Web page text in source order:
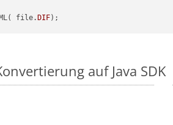
file. DIF
auf Java SDK